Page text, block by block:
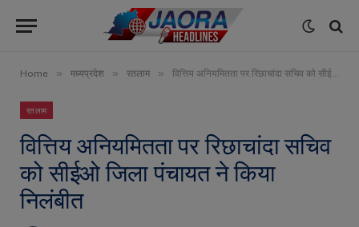
Home » मध्यप्रदेश » रतलाम » वित्तिय अनियमितता पर रिछाचांदा सचिव को सीईओ जिला पंचायत ने किया निलंबीत
रतलाम
वित्तिय अनियमितता पर रिछाचांदा सचिव
को सीईओ जिला पंचायत ने किया
निलंबीत